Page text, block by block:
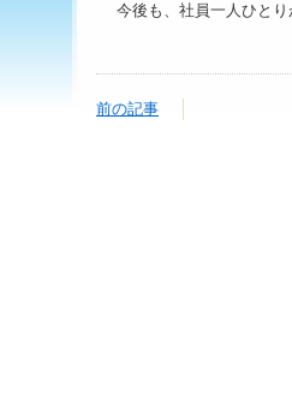
今後も、社員一人ひとり
前の記事